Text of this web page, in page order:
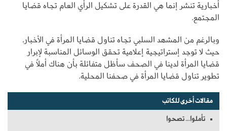
أخبارية تنشر إنما هي القدرة على تشكيل الرأي العام تجاه قضايا
المجتمع.
وبالرغم من المشهد السلبي تجاه تناول قضايا المرأة في الأخبار،
حيث لا توجد إستراتيجية إعلامية تحقق الوسائل المناسبة لإبرار
قضايا المرأة لدينا في الصحف سأظل متفائلة بأن هناك أملاً في
تطوير تناول قضايا المرأة في صحفنا المحلية.
مقالات أخرى للكاتب
تأملوا... تصحوا